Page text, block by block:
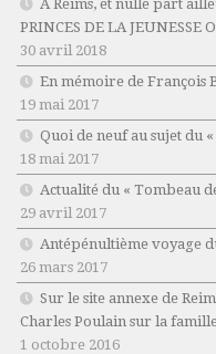
A Reims, et nulle part
PRINCES DE LA JEUNESSE
30 avril 2018
En mémoire de François
19 mai 2017
Quoi de neuf au sujet du
18 mai 2017
Actualité du « Tombeau
29 avril 2017
Antépénultième voyage
26 mars 2017
Sur le site annexe de
Charles Poulain sur la
1 octobre 2016